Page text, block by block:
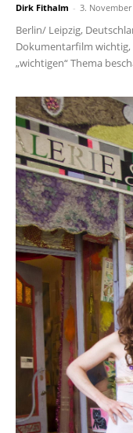
Dirk Fithalm - 3. November
Berlin/ Leipzig,
Dokumentarfilm
„wichtigen“ Thema